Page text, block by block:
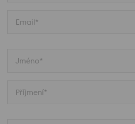
Email*
Jméno*
Příjmení*